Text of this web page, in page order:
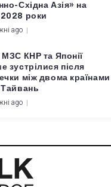
Східна Азія» на
роки
ago
МЗС КНР та Японії
зустрілися після
між двома країнами
ago